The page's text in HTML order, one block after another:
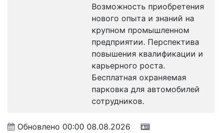
Возможность приобретения
нового опыта и знаний на
крупном промышленном
предприятии. Перспектива
повышения квалификации и
карьерного роста.
Бесплатная охраняемая
парковка для автомобилей
сотрудников.
Обновлено 00:00 08.08.2026